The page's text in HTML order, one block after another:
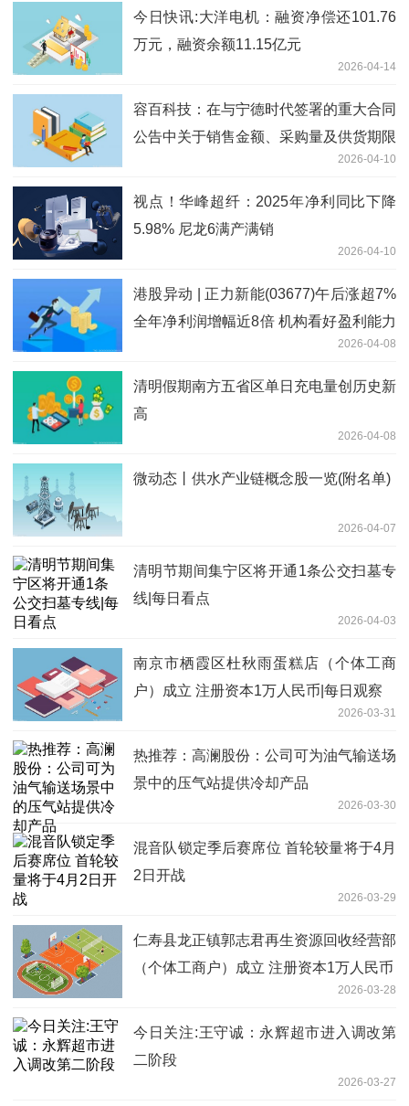
今日快讯:大洋电机：融资净偿还101.76
万元，融资余额11.15亿元
2026-04-14
容百科技：在与宁德时代签署的重大合同
公告中关于销售金额、采购量及供货期限
等披露存在误导性陈述 ，公司及高管合
计被罚950万元
2026-04-10
视点！华峰超纤：2025年净利同比下降
5.98% 尼龙6满产满销
2026-04-10
港股异动 | 正力新能(03677)午后涨超7%
全年净利润增幅近8倍 机构看好盈利能力
2026-04-08
清明假期南方五省区单日充电量创历史新
高
2026-04-08
微动态丨供水产业链概念股一览(附名单)
2026-04-07
清明节期间集宁区将开通1条公交扫墓专
线|每日看点
2026-04-03
南京市栖霞区杜秋雨蛋糕店（个体工商
户）成立 注册资本1万人民币|每日观察
2026-03-31
热推荐：高澜股份：公司可为油气输送场
景中的压气站提供冷却产品
2026-03-30
混音队锁定季后赛席位 首轮较量将于4月
2日开战
2026-03-29
仁寿县龙正镇郭志君再生资源回收经营部
（个体工商户）成立 注册资本1万人民币
2026-03-28
今日关注:王守诚：永辉超市进入调改第
二阶段
2026-03-27